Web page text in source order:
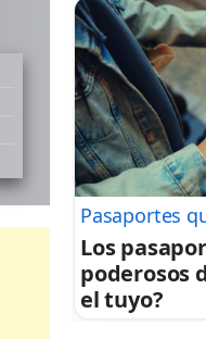
Pasaportes
Los
poderosos
el tuyo?